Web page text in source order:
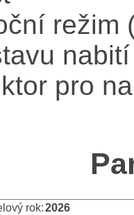
režim
pro
rok:2026